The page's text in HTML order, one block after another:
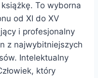
To wyborna
od XI do XV
i profesjonalny
z najwybitniejszych
Intelektualny
który